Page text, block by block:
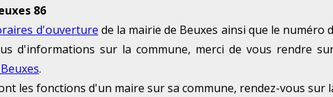
86
d'ouverture de la mairie de Beuxes ainsi que le numéro
d'informations sur la commune, merci de vous rendre
.
les fonctions d'un maire sur sa commune, rendez-vous sur